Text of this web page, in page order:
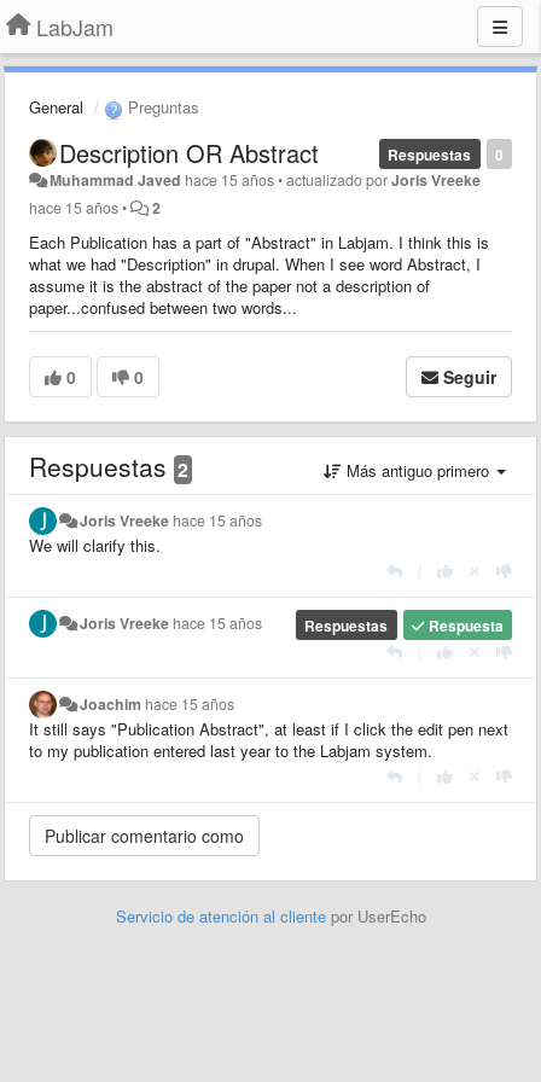
LabJam
General Preguntas
0
Respuestas
Description OR Abstract
Muhammad Javed hace 15 años•actualizado porJoris Vreeke
hace 15 años• 2
Each Publication has a part of "Abstract" in Labjam. I think this is
what we had "Description" in drupal. When I see word Abstract, I
assume it is the abstract of the paper not a description of
paper...confused between two words...
0 0 Seguir
Respuestas 2 Más antiguo primero
Joris Vreeke hace 15 años
We will clarify this.
Respuesta
Respuestas
Joris Vreeke hace 15 años
Joachim hace 15 años
It still says "Publication Abstract", at least if I click the edit pen next
to my publication entered last year to the Labjam system.
Servicio de atención al cliente por UserEcho